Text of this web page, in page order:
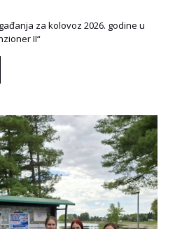
za kolovoz 2026. godine u
II“